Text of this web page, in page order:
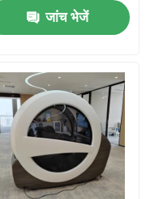
जांच भेजें